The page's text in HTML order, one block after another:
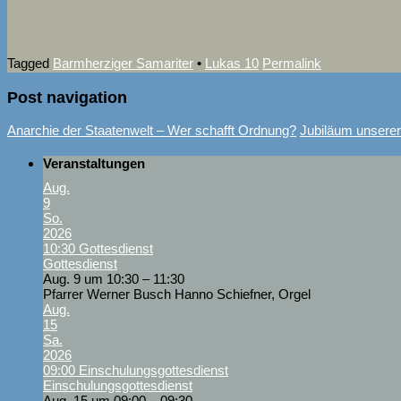
Tagged Barmherziger Samariter • Lukas 10 Permalink
Post navigation
Anarchie der Staatenwelt – Wer schafft Ordnung? Jubiläum
Veranstaltungen
Aug.
9
So.
2026
10:30 Gottesdienst
Gottesdienst
Aug. 9 um 10:30 – 11:30
Pfarrer Werner Busch Hanno Schiefner, Orgel
Aug.
15
Sa.
2026
09:00 Einschulungsgottesdienst
Einschulungsgottesdienst